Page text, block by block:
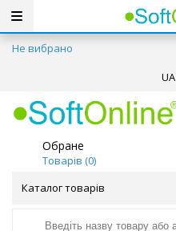
Не вибрано
UA
Обране
Товарів (0)
Каталог товарів